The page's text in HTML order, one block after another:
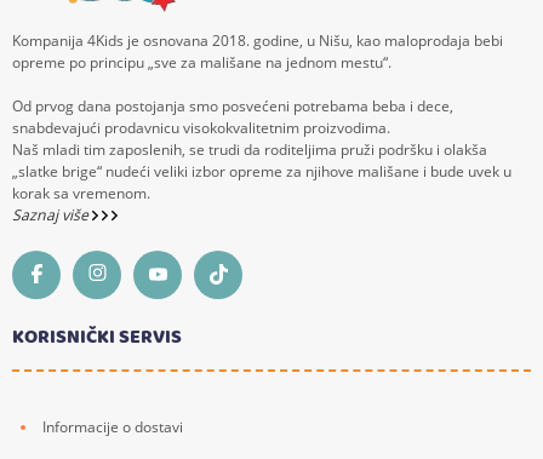
Kompanija 4Kids je osnovana 2018. godine, u Nišu, kao maloprodaja bebi
opreme po principu „sve za mališane na jednom mestu“.
Od prvog dana postojanja smo posvećeni potrebama beba i dece,
snabdevajući prodavnicu visokokvalitetnim proizvodima.
Naš mladi tim zaposlenih, se trudi da roditeljima pruži podršku i olakša
„slatke brige“ nudeći veliki izbor opreme za njihove mališane i bude uvek u
korak sa vremenom.
Saznaj više
KORISNIČKI SERVIS
Informacije o dostavi